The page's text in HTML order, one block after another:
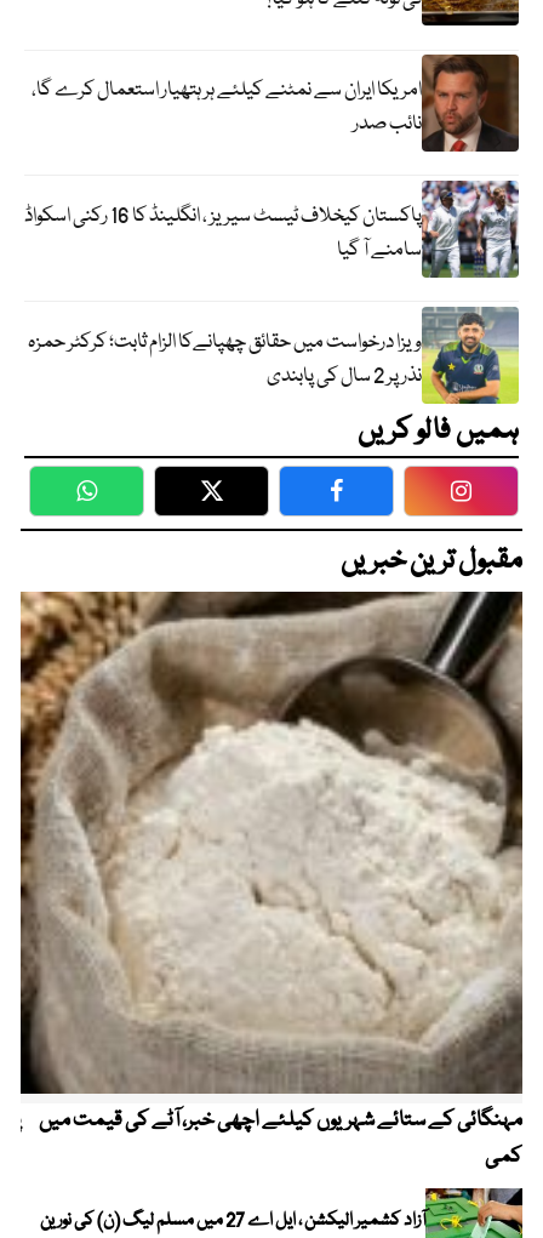
امریکا ایران سے نمٹنے کیلئے ہر ہتھیار استعمال کرے گا،
نائب صدر
پاکستان کیخلاف ٹیسٹ سیریز ، انگلینڈ کا 16 رکنی اسکواڈ
سامنے آ گیا
ویزا درخواست میں حقائق چھپانےکا الزام ثابت؛ کرکٹر حمزہ
نذر پر 2 سال کی پابندی
ہمیں فالو کریں
WhatsApp Twitter Facebook
مقبول ترین خبریں
مہنگائی کے ستائے شہریوں کیلئے اچھی خبر، آٹے کی قیمت میں
کمی
آزاد کشمیر الیکشن ، ایل اے 27 میں مسلم لیگ (ن) کی نورین